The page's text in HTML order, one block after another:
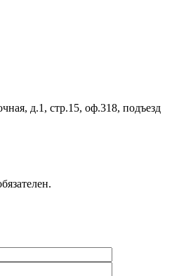
д.1, стр.15, оф.318, подъезд